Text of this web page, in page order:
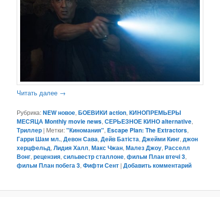
Читать далее →
Рубрика:NEW новое,БОЕВИКИ action,КИНОПРЕМЬЕРЫ
МЕСЯЦА Monthly movie news,СЕРЬЕЗНОЕ КИНО alternative,
Триллер | Метки:"Киномания", Escape Plan: The Extractors,
Гарри Шам мл.,Девон Сава,Дейв Батіста,Джейми Кинг,джон
херцфельд,Лидия Халл,Макс Чжан,Малез Джоу,Расселл
Вонг,рецензия,сильвестр сталлоне,фильм План втечi 3,
фильм План побега 3,Фифти Сент |Добавить комментарий